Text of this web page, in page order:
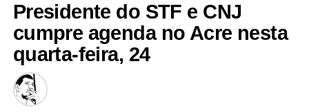
Presidente do STF e CNJ
cumpre agenda no Acre nesta
quarta-feira, 24